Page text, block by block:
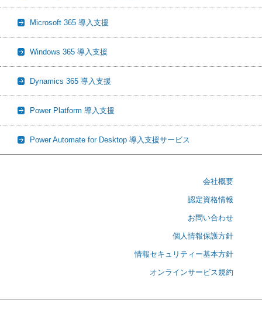
Microsoft 365 導入支援
Windows 365 導入支援
Dynamics 365 導入支援
Power Platform 導入支援
Power Automate for Desktop 導入支援サービス
会社概要
認定資格情報
お問い合わせ
個人情報保護方針
情報セキュリティー基本方針
オンラインサービス規約